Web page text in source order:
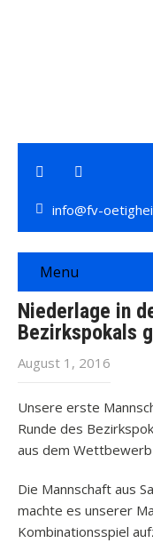
info@fv-
Menu
Niederlage in
Bezirkspokals
August 1, 2016
Unsere erste
Runde des
aus dem
Die Mannschaft aus
machte es unserer
Kombinationsspiel